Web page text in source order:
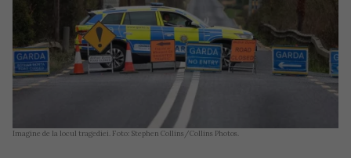
Imagine de la locul tragediei. Foto: Stephen Collins/Collins Photos.